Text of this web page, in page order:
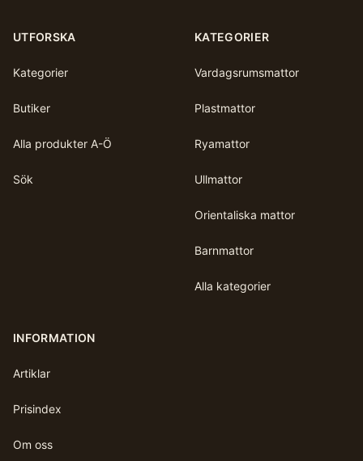
UTFORSKA
Kategorier
Butiker
Alla produkter A-Ö
Sök
KATEGORIER
Vardagsrumsmattor
Plastmattor
Ryamattor
Ullmattor
Orientaliska mattor
Barnmattor
Alla kategorier
INFORMATION
Artiklar
Prisindex
Om oss